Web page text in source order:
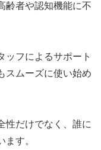
齢者や認知機能に不
ッフによるサポート
スムーズに使い始め
性だけでなく、誰に
す。